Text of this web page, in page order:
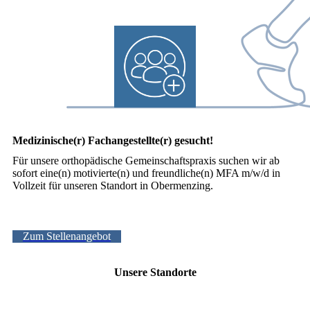
Medizinische(r) Fachangestellte(r) gesucht!
Für unsere orthopädische Gemeinschaftspraxis suchen wir ab
sofort eine(n) motivierte(n) und freundliche(n) MFA m/w/d in
Vollzeit für unseren Standort in Obermenzing.
Zum Stellenangebot
Unsere Standorte